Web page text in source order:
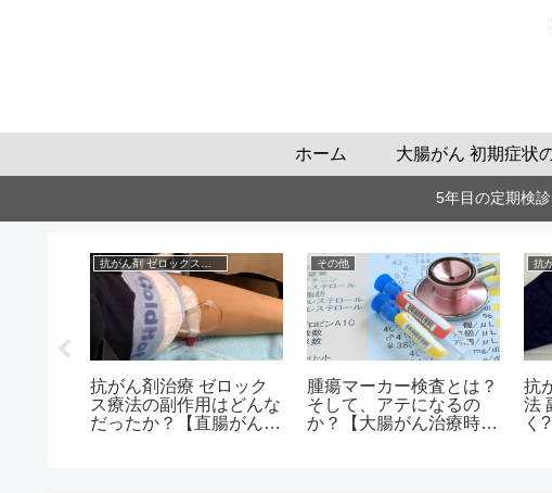
ホーム 大腸がん 初期症状
5年目の定期検
抗がん剤治療 ゼロック
ス療法の副作用はどんな
だったか？【直腸がん
その他
腫瘍マーカー検査とは？
そして、アテになるの
か？【大腸がん治療時の
抗
法
く